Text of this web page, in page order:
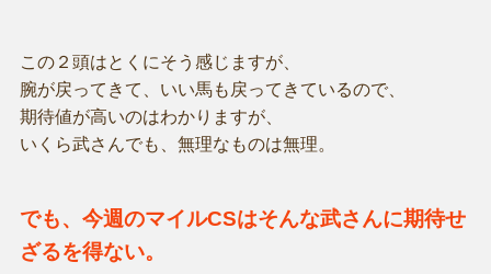
この２頭はとくにそう感じますが、
腕が戻ってきて、いい馬も戻ってきているので、
期待値が高いのはわかりますが、
いくら武さんでも、無理なものは無理。
でも、今週のマイルCSはそんな武さんに期待せ
ざるを得ない。